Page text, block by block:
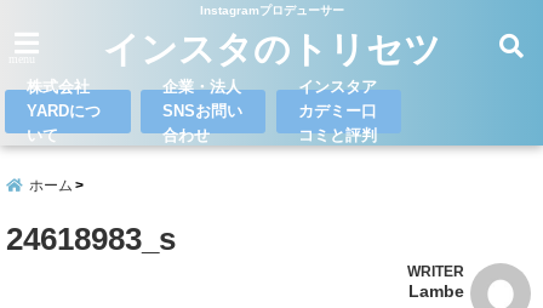
Instagramプロデューサー
インスタのトリセツ
株式会社
YARDにつ
いて
企業・法人
SNSお問い
合わせ
インスタア
カデミー口
コミと評判
ホーム
24618983_s
WRITER
Lambe